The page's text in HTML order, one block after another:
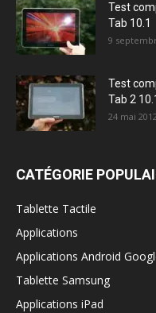
Test
Tab 10.1
9
Test
Tab 2
24 mai 2012
CATÉGORIE
Tablette Tactile
Applications
Applications Android
Tablette Samsung
Applications iPad